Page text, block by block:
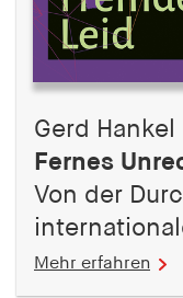
Gerd Hankel
Fernes
Von der
Mehr erfahren